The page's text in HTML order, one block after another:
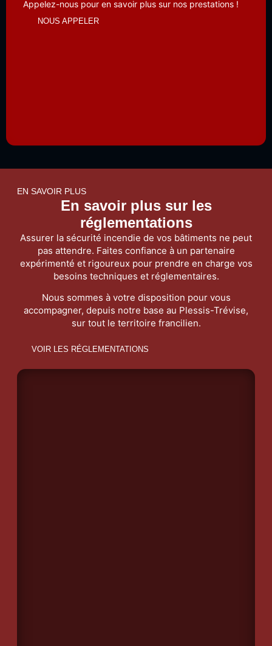
Appelez-nous pour en savoir plus sur nos prestations !
NOUS APPELER
EN SAVOIR PLUS
En savoir plus sur les
réglementations
Assurer la sécurité incendie de vos bâtiments ne peut
pas attendre. Faites confiance à un partenaire
expérimenté et rigoureux pour prendre en charge vos
besoins techniques et réglementaires.
Nous sommes à votre disposition pour vous
accompagner, depuis notre base au Plessis-Trévise,
sur tout le territoire francilien.
VOIR LES RÉGLEMENTATIONS